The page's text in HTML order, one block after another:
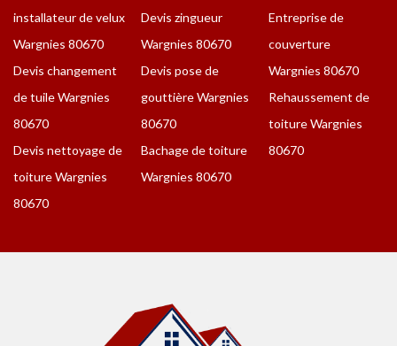
installateur de velux
Wargnies 80670
Devis changement
de tuile Wargnies
80670
Devis nettoyage de
toiture Wargnies
80670
Devis zingueur
Wargnies 80670
Devis pose de
gouttière Wargnies
80670
Bachage de toiture
Wargnies 80670
Entreprise de
couverture
Wargnies 80670
Rehaussement de
toiture Wargnies
80670